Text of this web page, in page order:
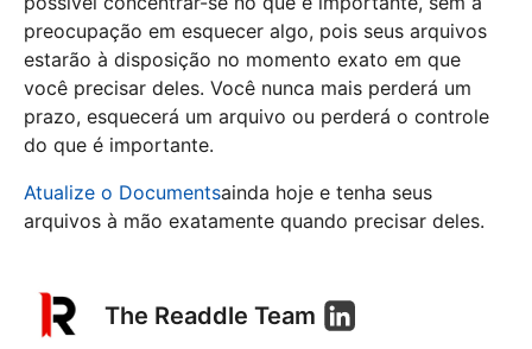
preocupação em esquecer algo, pois seus arquivos
estarão à disposição no momento exato em que
você precisar deles. Você nunca mais perderá um
prazo, esquecerá um arquivo ou perderá o controle
do que é importante.
Atualize o Documentsainda hoje e tenha seus
arquivos à mão exatamente quando precisar deles.
The Readdle Team